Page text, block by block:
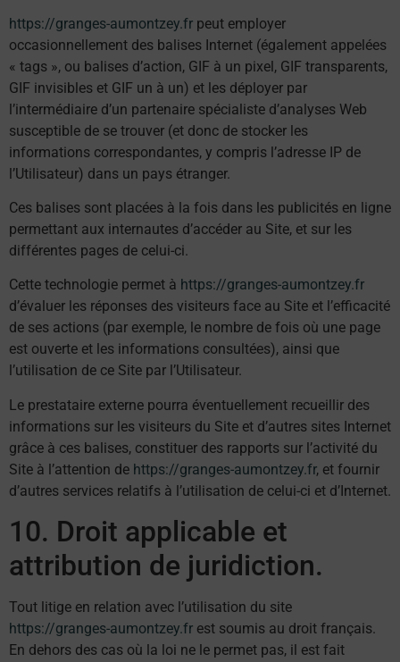
https://granges-aumontzey.fr peut employer
occasionnellement des balises Internet (également appelées
« tags », ou balises d’action, GIF à un pixel, GIF transparents,
GIF invisibles et GIF un à un) et les déployer par
l’intermédiaire d’un partenaire spécialiste d’analyses Web
susceptible de se trouver (et donc de stocker les
informations correspondantes, y compris l’adresse IP de
l’Utilisateur) dans un pays étranger.
Ces balises sont placées à la fois dans les publicités en ligne
permettant aux internautes d’accéder au Site, et sur les
différentes pages de celui-ci.
Cette technologie permet à https://granges-aumontzey.fr
d’évaluer les réponses des visiteurs face au Site et l’efficacité
de ses actions (par exemple, le nombre de fois où une page
est ouverte et les informations consultées), ainsi que
l’utilisation de ce Site par l’Utilisateur.
Le prestataire externe pourra éventuellement recueillir des
informations sur les visiteurs du Site et d’autres sites Internet
grâce à ces balises, constituer des rapports sur l’activité du
Site à l’attention de https://granges-aumontzey.fr, et fournir
d’autres services relatifs à l’utilisation de celui-ci et d’Internet.
10. Droit applicable et
attribution de juridiction.
Tout litige en relation avec l’utilisation du site
https://granges-aumontzey.fr est soumis au droit français.
En dehors des cas où la loi ne le permet pas, il est fait